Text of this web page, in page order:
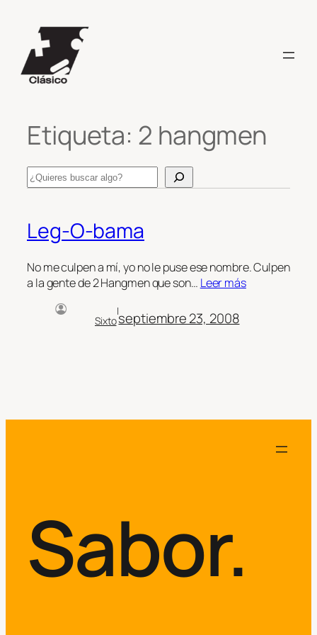
contenido
Etiqueta: 2 hangmen
Search
Leg-O-bama
No me culpen a mí, yo no le puse ese nombre. Culpen
a la gente de 2 Hangmen que son… Leer más
Sixto
|septiembre 23, 2008
Sabor.